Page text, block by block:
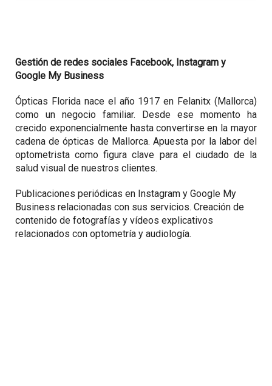
Gestión de redes sociales Facebook, Instagram y
Google My Business
Ópticas Florida nace el año 1917 en Felanitx (Mallorca)
como un negocio familiar. Desde ese momento ha
crecido exponencialmente hasta convertirse en la mayor
cadena de ópticas de Mallorca. Apuesta por la labor del
optometrista como figura clave para el ciudado de la
salud visual de nuestros clientes.
Publicaciones periódicas en Instagram y Google My
Business relacionadas con sus servicios. Creación de
contenido de fotografías y vídeos explicativos
relacionados con optometría y audiología.